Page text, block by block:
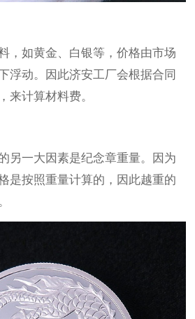
，如黄金、白银等，价格由市场
浮动。因此济安工厂会根据合同
来计算材料费。
另一大因素是纪念章重量。因为
是按照重量计算的，因此越重的